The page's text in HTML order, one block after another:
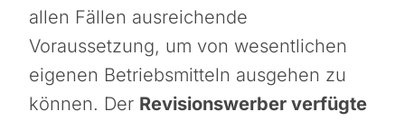
allen Fällen ausreichende
Voraussetzung, um von wesentlichen
eigenen Betriebsmitteln ausgehen zu
können. Der Revisionswerber verfügte